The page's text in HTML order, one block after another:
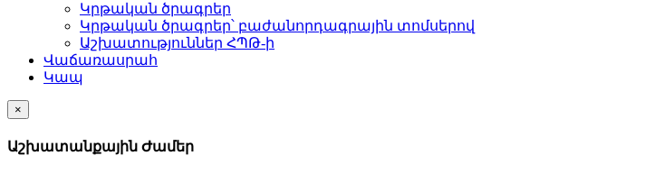
Կրթական ծրագրեր
Կրթական ծրագրեր՝ բաժանորդագրային տոմսերով
Աշխատություններ ՀՊԹ-ի
Վաճառասրահ
Կապ
×
Աշխատանքային Ժամեր